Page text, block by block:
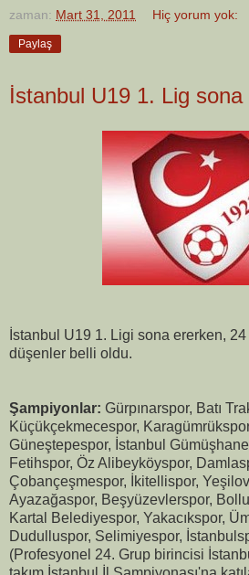
zaman: Mart 31, 2011 Hiç yorum yok:
Paylaş
İstanbul U19 1. Lig sona
İstanbul U19 1. Ligi sona ererken,
düşenler belli oldu.
Şampiyonlar: Gürpınarspor, Batı
Küçükçekmecespor,
Güneştepespor, İstanbul
Fetihspor, Öz Alibeyköyspor,
Çobançeşmespor, İkitellispor,
Ayazağaspor, Beşyüzevlerspor,
Kartal Belediyespor, Yakacıkspor,
Dudulluspor, Selimiyespor,
(Profesyonel 24. Grup birincisi